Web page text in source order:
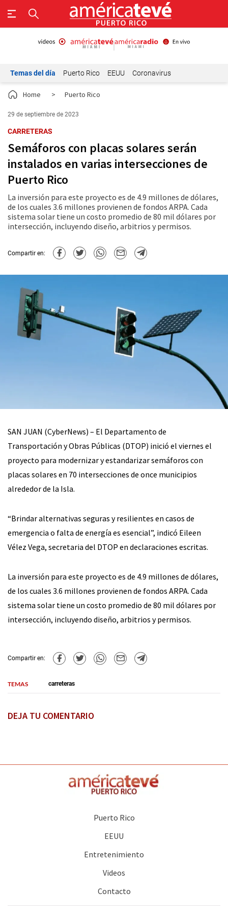
Temas del día Puerto Rico EEUU Coronavirus
Home > Puerto Rico
29 de septiembre de 2023
CARRETERAS
Semáforos con placas solares serán
instalados en varias intersecciones de
Puerto Rico
La inversión para este proyecto es de 4.9 millones de dólares,
de los cuales 3.6 millones provienen de fondos ARPA. Cada
sistema solar tiene un costo promedio de 80 mil dólares por
intersección, incluyendo diseño, arbitrios y permisos.
Compartir en:
SAN JUAN (CyberNews) – El Departamento de
Transportación y Obras Públicas (DTOP) inició el viernes el
proyecto para modernizar y estandarizar semáforos con
placas solares en 70 intersecciones de once municipios
alrededor de la Isla.
“Brindar alternativas seguras y resilientes en casos de
emergencia o falta de energía es esencial”, indicó Eileen
Vélez Vega, secretaria del DTOP en declaraciones escritas.
La inversión para este proyecto es de 4.9 millones de dólares,
de los cuales 3.6 millones provienen de fondos ARPA. Cada
sistema solar tiene un costo promedio de 80 mil dólares por
intersección, incluyendo diseño, arbitrios y permisos.
Compartir en:
TEMAS carreteras
DEJA TU COMENTARIO
Puerto Rico
EEUU
Entretenimiento
Videos
Contacto